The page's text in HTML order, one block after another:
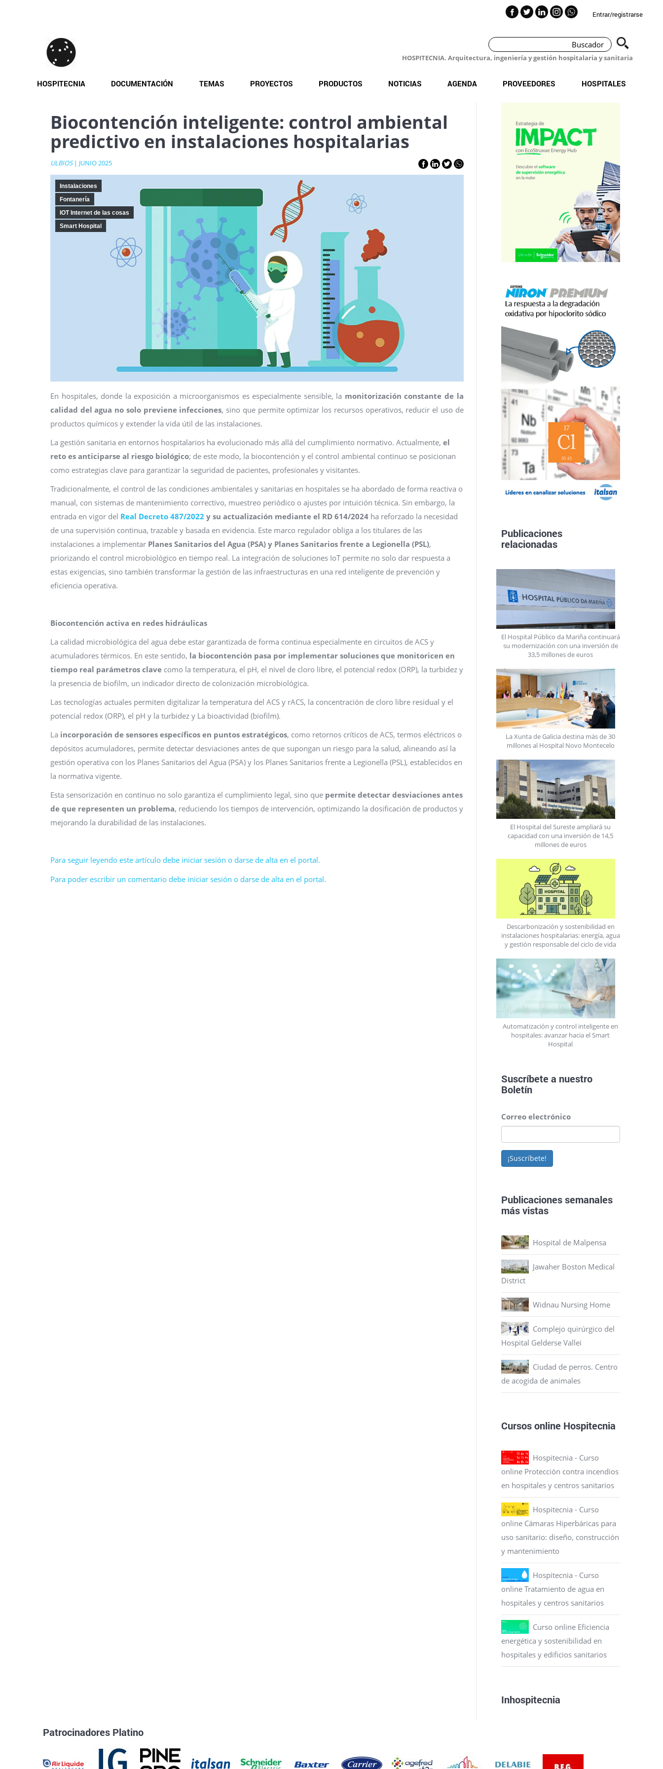
Entrar/registrarse
HOSPITECNIA. Arquitectura, ingeniería y gestión hospitalaria y sanitaria
HOSPITECNIA DOCUMENTACIÓN TEMAS PROYECTOS PRODUCTOS NOTICIAS AGENDA PROVEEDORES HOSPITALES
Biocontención inteligente: control ambiental
predictivo en instalaciones hospitalarias
ULBIOS| JUNIO 2025
Instalaciones
Fontanería
IOT Internet de las cosas
Smart Hospital
En hospitales, donde la exposición a microorganismos es especialmente sensible, la monitorización constante de la
calidad del agua no solo previene infecciones, sino que permite optimizar los recursos operativos, reducir el uso de
productos químicos y extender la vida útil de las instalaciones.
La gestión sanitaria en entornos hospitalarios ha evolucionado más allá del cumplimiento normativo. Actualmente, el
reto es anticiparse al riesgo biológico; de este modo, la biocontención y el control ambiental continuo se posicionan
como estrategias clave para garantizar la seguridad de pacientes, profesionales y visitantes.
Tradicionalmente, el control de las condiciones ambientales y sanitarias en hospitales se ha abordado de forma reactiva o
manual, con sistemas de mantenimiento correctivo, muestreo periódico o ajustes por intuición técnica. Sin embargo, la
entrada en vigor del Real Decreto 487/2022 y su actualización mediante el RD 614/2024 ha reforzado la necesidad
de una supervisión continua, trazable y basada en evidencia. Este marco regulador obliga a los titulares de las
instalaciones a implementar Planes Sanitarios del Agua (PSA) y Planes Sanitarios frente a Legionella (PSL),
priorizando el control microbiológico en tiempo real. La integración de soluciones IoT permite no solo dar respuesta a
estas exigencias, sino también transformar la gestión de las infraestructuras en una red inteligente de prevención y
eficiencia operativa.
Biocontención activa en redes hidráulicas
La calidad microbiológica del agua debe estar garantizada de forma continua especialmente en circuitos de ACS y
acumuladores térmicos. En este sentido, la biocontención pasa por implementar soluciones que monitoricen en
tiempo real parámetros clave como la temperatura, el pH, el nivel de cloro libre, el potencial redox (ORP), la turbidez y
la presencia de biofilm, un indicador directo de colonización microbiológica.
Las tecnologías actuales permiten digitalizar la temperatura del ACS y rACS, la concentración de cloro libre residual y el
potencial redox (ORP), el pH y la turbidez y La bioactividad (biofilm).
La incorporación de sensores específicos en puntos estratégicos, como retornos críticos de ACS, termos eléctricos o
depósitos acumuladores, permite detectar desviaciones antes de que supongan un riesgo para la salud, alineando así la
gestión operativa con los Planes Sanitarios del Agua (PSA) y los Planes Sanitarios frente a Legionella (PSL), establecidos en
la normativa vigente.
Esta sensorización en continuo no solo garantiza el cumplimiento legal, sino que permite detectar desviaciones antes
de que representen un problema, reduciendo los tiempos de intervención, optimizando la dosificación de productos y
mejorando la durabilidad de las instalaciones.
Para seguir leyendo este artículo debe iniciar sesión o darse de alta en el portal.
Para poder escribir un comentario debe iniciar sesión o darse de alta en el portal.
Publicaciones
relacionadas
El Hospital Público da Mariña continuará
su modernización con una inversión de
33,5 millones de euros
La Xunta de Galicia destina más de 30
millones al Hospital Novo Montecelo
El Hospital del Sureste ampliará su
capacidad con una inversión de 14,5
millones de euros
Descarbonización y sostenibilidad en
instalaciones hospitalarias: energía, agua
y gestión responsable del ciclo de vida
Automatización y control inteligente en
hospitales: avanzar hacia el Smart
Hospital
Suscríbete a nuestro
Boletín
Correo electrónico
¡Suscríbete!
Publicaciones semanales
más vistas
Hospital de Malpensa
Jawaher Boston Medical
District
Widnau Nursing Home
Complejo quirúrgico del
Hospital Gelderse Vallei
Ciudad de perros. Centro
de acogida de animales
Cursos online Hospitecnia
Hospitecnia - Curso
online Protección contra incendios
en hospitales y centros sanitarios
Hospitecnia - Curso
online Cámaras Hiperbáricas para
uso sanitario: diseño, construcción
y mantenimiento
Hospitecnia - Curso
online Tratamiento de agua en
hospitales y centros sanitarios
Curso online Eficiencia
energética y sostenibilidad en
hospitales y edificios sanitarios
Inhospitecnia
Patrocinadores Platino